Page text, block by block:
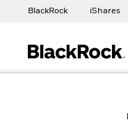
BlackRock iShares